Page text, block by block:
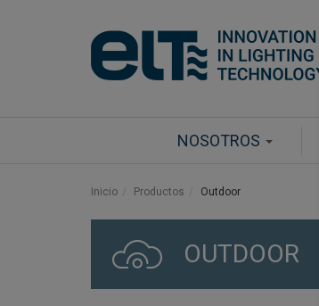
NOSOTROS
Inicio Productos Outdoor
OUTDOOR